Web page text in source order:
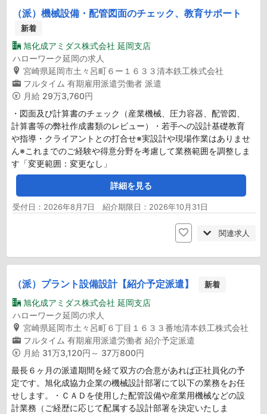
（派）機械設備・配管図面のチェック、教育サポート
新着
旭化成アミダス株式会社 延岡支店
ハローワーク延岡の求人
宮崎県延岡市土々呂町６ー１６３３清本鉄工株式会社
フルタイム 有期雇用派遣労働者 派遣
月給 29万3,760円
・図面及び計算書のチェック（産業機械、圧力容器、配管図、
計算書等の弊社作成書類のレビュー）・若手への設計基礎教育
や指導・クライアントとの打合せ※実設計や現場作業はありませ
ん※これまでのご経験や得意分野を考慮して業務範囲を調整しま
す「変更範囲：変更なし」
詳細を見る
受付日：2026年8月7日 紹介期限日：2026年10月31日
関連求人
（派）プラント設備設計【紹介予定派遣】 新着
旭化成アミダス株式会社 延岡支店
ハローワーク延岡の求人
宮崎県延岡市土々呂町６丁目１６３３番地清本鉄工株式会社
フルタイム 有期雇用派遣労働者 紹介予定派遣
月給 31万3,120円～ 37万800円
最長６ヶ月の派遣期間を経て双方の合意があれば正社員化の予
定です。旭化成協力企業の機械設計部署にて以下の業務をお任
せします。・ＣＡＤを使用した配管設備や産業用機械などの設
計業務（ご経歴に応じて配属する設計部署を決定いたしま